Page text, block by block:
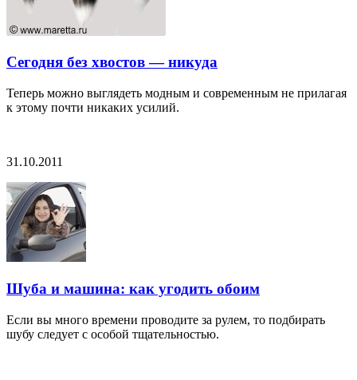
Сегодня без хвостов — никуда
Теперь можно выглядеть модным и современным не прилагая
к этому почти никаких усилий.
31.10.2011
Шуба и машина: как угодить обоим
Если вы много времени проводите за рулем, то подбирать
шубу следует с особой тщательностью.